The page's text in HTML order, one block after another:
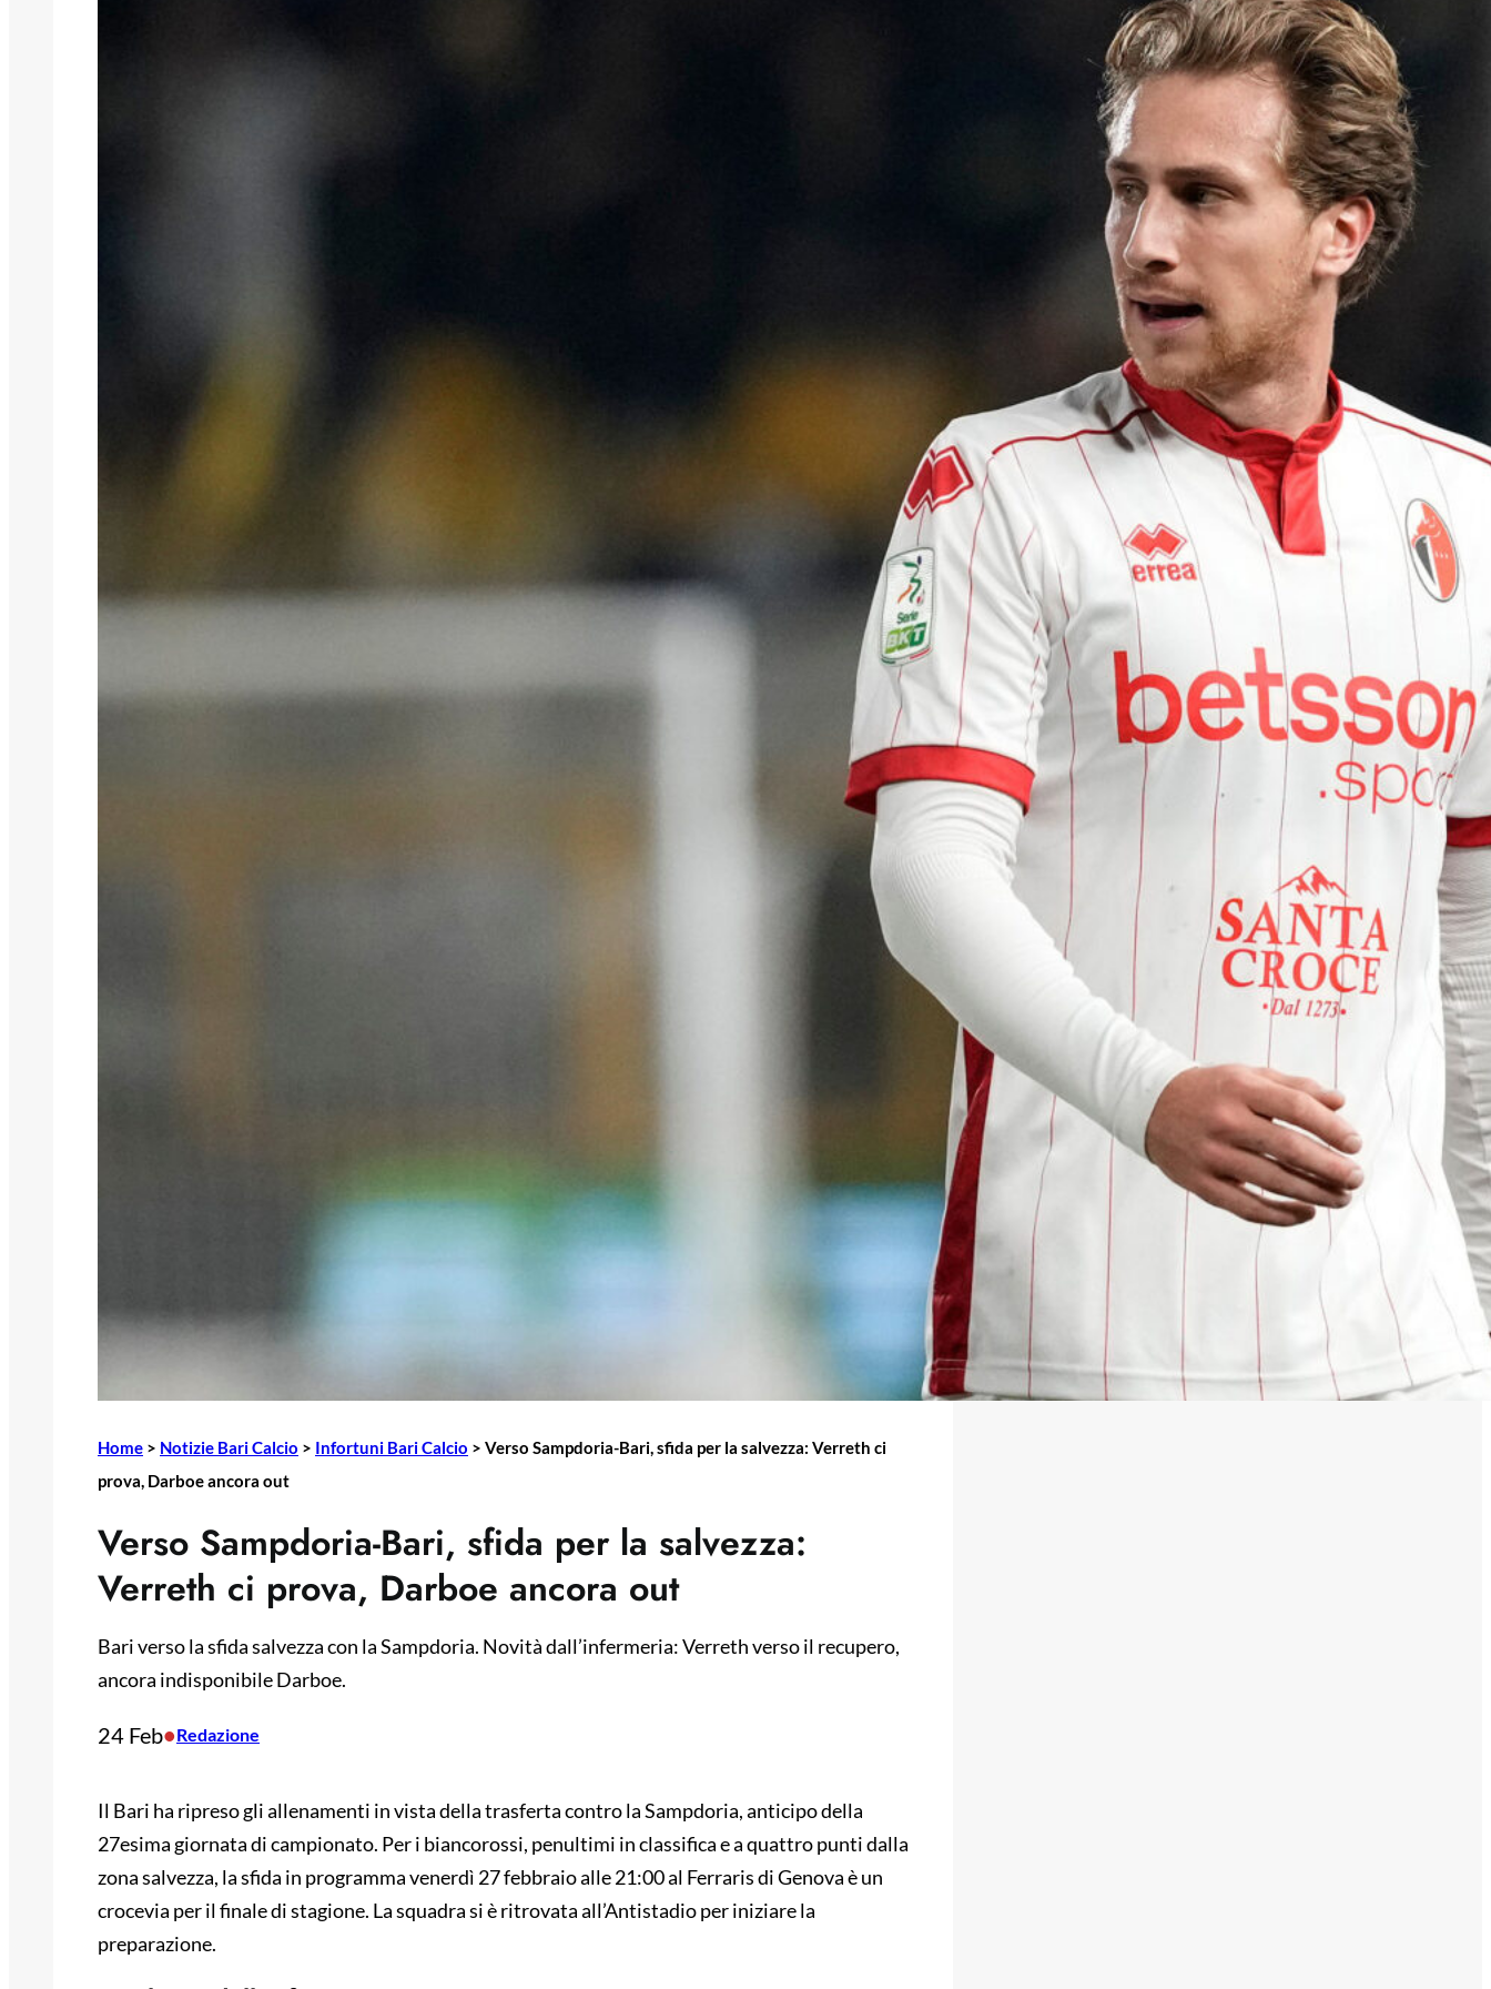
Home > Notizie Bari Calcio > Infortuni Bari Calcio > Verso Sampdoria-Bari, sfida per la salvezza: Verreth ci
prova, Darboe ancora out
Verso Sampdoria-Bari, sfida per la salvezza:
Verreth ci prova, Darboe ancora out
Bari verso la sfida salvezza con la Sampdoria. Novità dall’infermeria: Verreth verso il recupero,
ancora indisponibile Darboe.
24 Feb•Redazione
Il Bari ha ripreso gli allenamenti in vista della trasferta contro la Sampdoria, anticipo della
27esima giornata di campionato. Per i biancorossi, penultimi in classifica e a quattro punti dalla
zona salvezza, la sfida in programma venerdì 27 febbraio alle 21:00 al Ferraris di Genova è un
crocevia per il finale di stagione. La squadra si è ritrovata all’Antistadio per iniziare la
preparazione.
Ripescaggio in Serie B per il Bari: la
speranza è legata alla crisi della Juve
28 Maggio 2026
Futuro Bari, Leccese a De Laurentiis:
“Serve un piano industriale serio,
non siamo una seconda squadra”
27 Maggio 2026